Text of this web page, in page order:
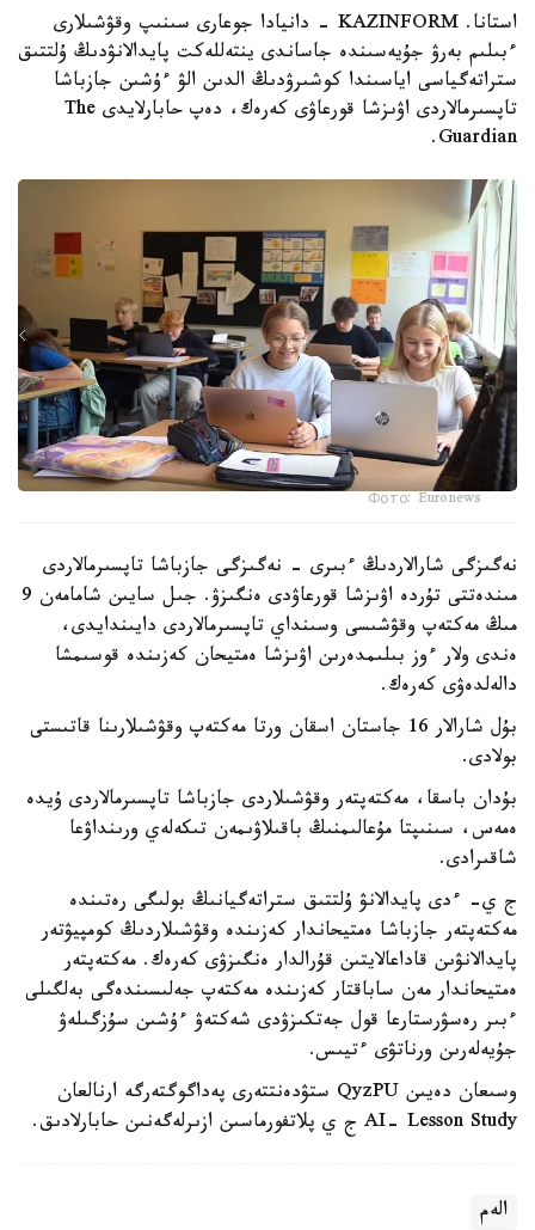
استانا. KAZINFORM - دانيادا جوعارى سىنىپ وقۋشىلارى
ءبىلىم بەرۋ جۇيەسىندە جاساندى ينتەللەكت پايدالانۋدىڭ ۇلتتىق
ستراتەگياسى اياسىندا كوشىرۋدىڭ الدىن الۋ ءۇشىن جازباشا
تاپسىرمالاردى اۋىزشا قورعاۋى كەرەك، دەپ حابارلايدى The
Guardian.
Фото: Euronews
نەگىزگى شارالاردىڭ ءبىرى - نەگىزگى جازباشا تاپسىرمالاردى
مىندەتتى تۇردە اۋىزشا قورعاۋدى ەنگىزۋ. جىل سايىن شامامەن 9
مىڭ مەكتەپ وقۋشىسى وسىنداي تاپسىرمالاردى دايىندايدى،
ەندى ولار ءوز بىلىمدەرىن اۋىزشا ەمتيحان كەزىندە قوسىمشا
دالەلدەۋى كەرەك.
بۇل شارالار 16 جاستان اسقان ورتا مەكتەپ وقۋشىلارىنا قاتىستى
بولادى.
بۇدان باسقا، مەكتەپتەر وقۋشىلاردى جازباشا تاپسىرمالاردى ۇيدە
ەمەس، سىنىپتا مۇعالىمنىڭ باقىلاۋىمەن تىكەلەي ورىنداۋعا
شاقىرادى.
ج ي- ءدى پايدالانۋ ۇلتتىق ستراتەگيانىڭ بولىگى رەتىندە
مەكتەپتەر جازباشا ەمتيحاندار كەزىندە وقۋشىلاردىڭ كومپيۋتەر
پايدالانۋىن قاداعالايتىن قۇرالدار ەنگىزۋى كەرەك. مەكتەپتەر
ەمتيحاندار مەن ساباقتار كەزىندە مەكتەپ جەلىسىندەگى بەلگىلى
ءبىر رەسۋرستارعا قول جەتكىزۋدى شەكتەۋ ءۇشىن سۇزگىلەۋ
جۇيەلەرىن ورناتۋى ءتيىس.
وسىعان دەيىن QyzPU ستۋدەنتتەرى پەداگوگتەرگە ارنالعان
AI- Lesson Study ج ي پلاتفورماسىن ازىرلەگەنىن حابارلادىق.
الەم